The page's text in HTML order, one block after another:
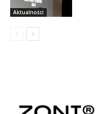
Aktualności